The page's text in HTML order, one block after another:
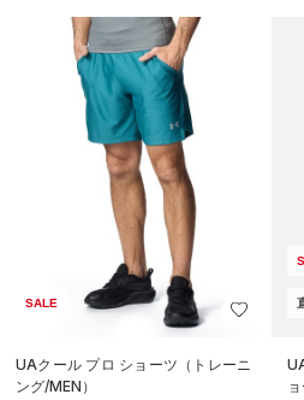
SALE
UAクール プロ ショーツ（トレーニ
ング/MEN）